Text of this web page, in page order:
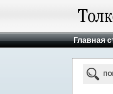
Главная